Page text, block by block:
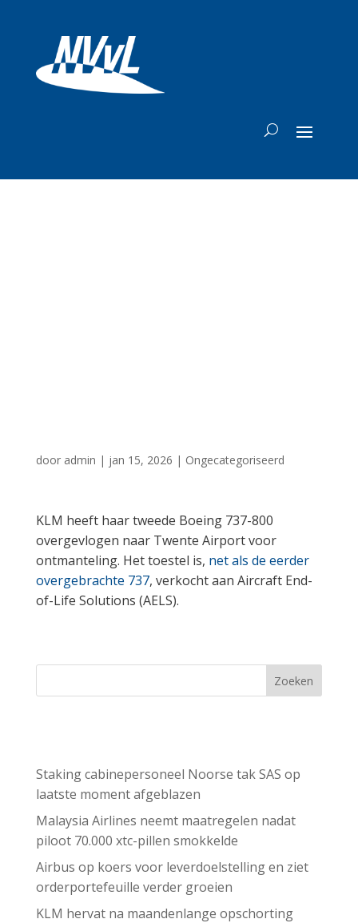
door admin | jan 15, 2026 | Ongecategoriseerd
KLM heeft haar tweede Boeing 737-800
overgevlogen naar Twente Airport voor
ontmanteling. Het toestel is, net als de eerder
overgebrachte 737, verkocht aan Aircraft End-
of-Life Solutions (AELS).
Zoeken
Staking cabinepersoneel Noorse tak SAS op
laatste moment afgeblazen
Malaysia Airlines neemt maatregelen nadat
piloot 70.000 xtc-pillen smokkelde
Airbus op koers voor leverdoelstelling en ziet
orderportefeuille verder groeien
KLM hervat na maandenlange opschorting